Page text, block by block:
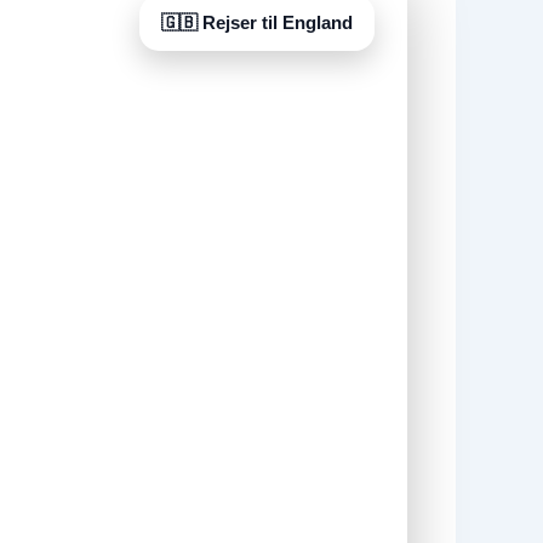
🇬🇧 Rejser til England